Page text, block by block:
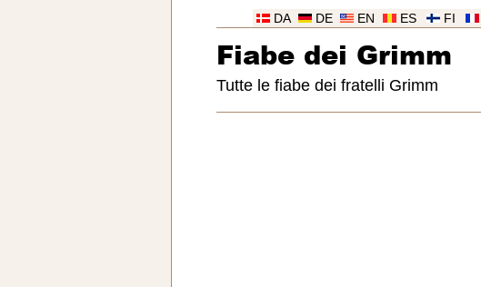
FI
ES
EN
DE
DA
Fiabe dei Grimm
Tutte le fiabe dei fratelli Grimm